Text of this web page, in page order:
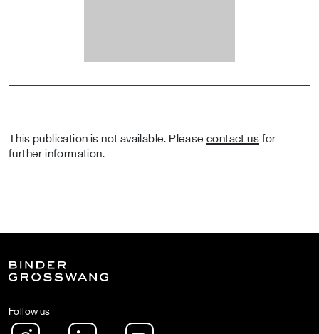
This publication is not available. Pleasecontact us for
further information.
Follow us
Instagram LinkedIn